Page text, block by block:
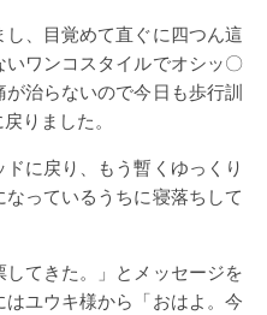
、目覚めて直ぐに四つん這
ワンコスタイルでオシッ〇
治らないので今日も歩行訓
りました。
に戻り、もう暫くゆっくり
っているうちに寝落ちして
てきた。」とメッセージを
ユウキ様から「おはよ。今